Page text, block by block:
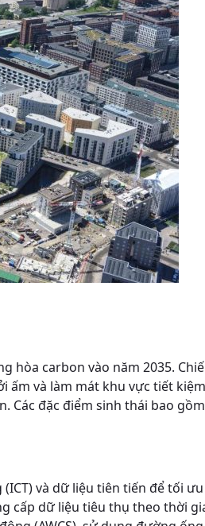
carbon vào năm 2035.
và làm mát khu vực tiết
đặc điểm sinh thái bao
và dữ liệu tiên tiến để tối
dữ liệu tiêu thụ theo thời